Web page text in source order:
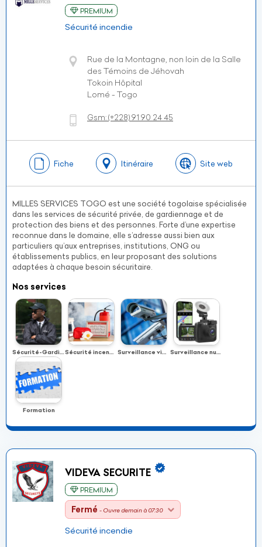
PREMIUM
Sécurité incendie
Rue de la Montagne, non loin de la Salle
des Témoins de Jéhovah
Tokoin Hôpital
Lomé - Togo
Gsm:(+228)91 90 24 45
Fiche Itinéraire Site web
MILLES SERVICES TOGO est une société togolaise spécialisée
dans les services de sécurité privée, de gardiennage et de
protection des biens et des personnes. Forte d’une expertise
reconnue dans le domaine, elle s’adresse aussi bien aux
particuliers qu’aux entreprises, institutions, ONG ou
établissements publics, en leur proposant des solutions
adaptées à chaque besoin sécuritaire.
Nos services
Sécurité-Gardiennage Sécurité incendie Surveillance vidéo Surveillance numérique GPS
Formation
VIDEVA SECURITE
PREMIUM
Fermé - Ouvre demain à 07:30
Sécurité incendie